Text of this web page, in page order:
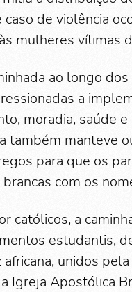
de violência
mulheres vítimas
ao longo
a
moradia, saúde
também manteve
para que os
com os
católicos, a
estudantis,
unidos
Igreja Apostólica